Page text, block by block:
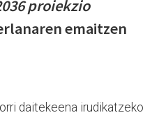
proiekzio
emaitzen
daitekeena irudikatzeko